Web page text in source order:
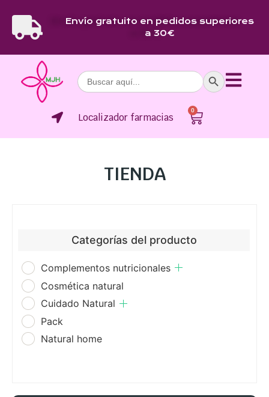
Envío gratuito en pedidos superiores
a 30€
Buscar: Botón de
Localizador farmacias
0
TIENDA
Categorías del producto
Complementos nutricionales
Cosmética natural
Cuidado Natural
Pack
Natural home